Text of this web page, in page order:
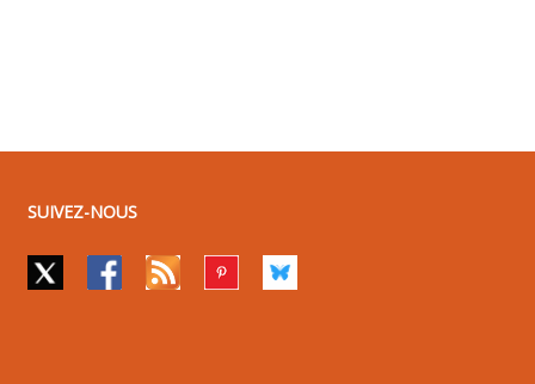
SUIVEZ-NOUS